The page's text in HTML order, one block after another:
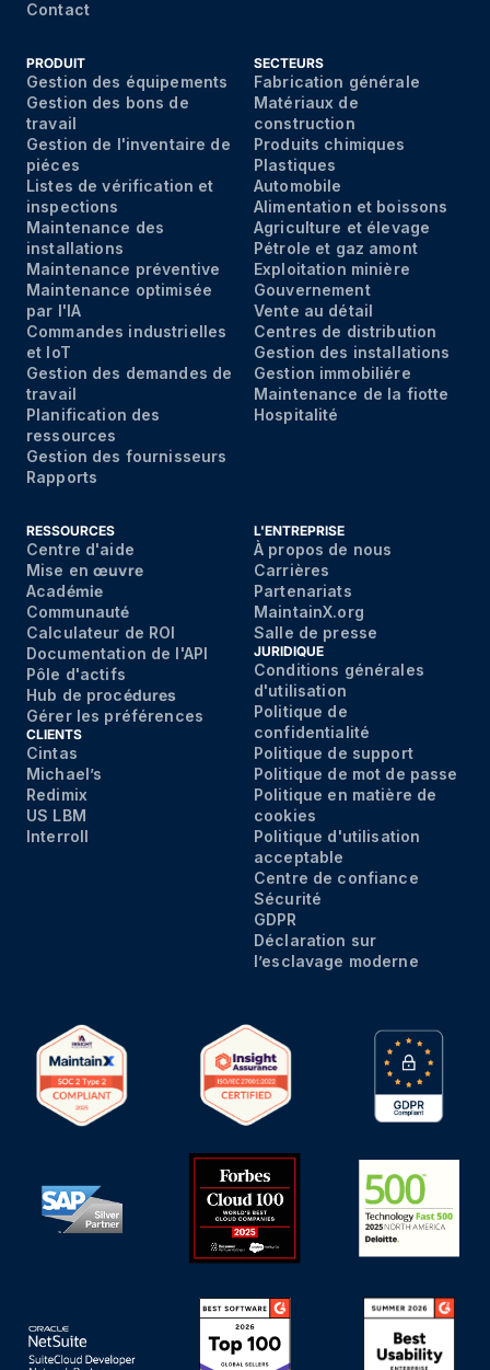
Contact
PRODUIT
Gestion des équipements
Gestion des bons de
travail
Gestion de l'inventaire de
piéces
Listes de vérification et
inspections
Maintenance des
installations
Maintenance préventive
Maintenance optimisée
par I'IA
Commandes industrielles
et IoT
Gestion des demandes de
travail
Planification des
ressources
Gestion des fournisseurs
Rapports
SECTEURS
Fabrication générale
Matériaux de
construction
Produits chimiques
Plastiques
Automobile
Alimentation et boissons
Agriculture et élevage
Pétrole et gaz amont
Exploitation minière
Gouvernement
Vente au détail
Centres de distribution
Gestion des installations
Gestion immobiliére
Maintenance de la fiotte
Hospitalité
RESSOURCES
Centre d'aide
Mise enœuvre
Académie
Communauté
Calculateur de ROI
Documentation de l'API
Pôle d'actifs
Hub de procédures
Gérer les préférences
CLIENTS
Cintas
Michael’s
Redimix
US LBM
Interroll
L'ENTREPRISE
À propos de nous
Carrières
Partenariats
MaintainX.org
Salle de presse
JURIDIQUE
Conditions générales
d'utilisation
Politique de
confidentialité
Politique de support
Politique de mot de passe
Politique en matière de
cookies
Politique d'utilisation
acceptable
Centre de confiance
Sécurité
GDPR
Déclaration sur
l’esclavage moderne